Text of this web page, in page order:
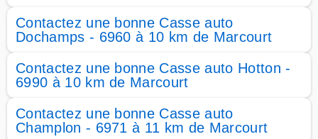
Contactez une bonne Casse auto
Dochamps - 6960 à 10 km de Marcourt
Contactez une bonne Casse auto Hotton -
6990 à 10 km de Marcourt
Contactez une bonne Casse auto
Champlon - 6971 à 11 km de Marcourt